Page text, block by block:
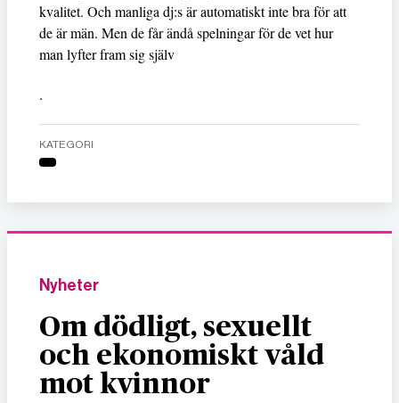
kvalitet. Och manliga dj:s är automatiskt inte bra för att
de är män. Men de får ändå spelningar för de vet hur
man lyfter fram sig själv
.
KATEGORI
Nyheter
Om dödligt, sexuellt
och ekonomiskt våld
mot kvinnor